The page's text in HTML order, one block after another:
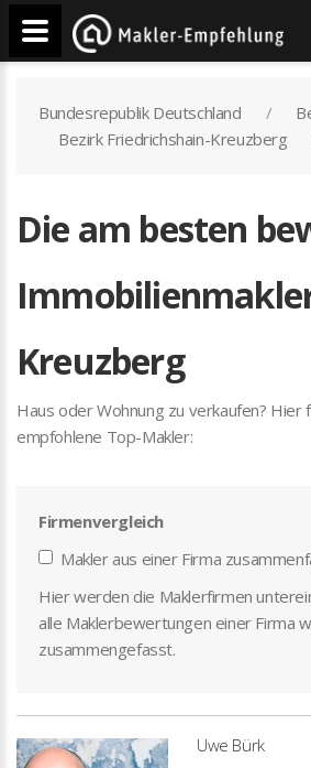
Bundesrepublik Deutschland
Bezirk Friedrichshain-Kreuzberg
Die am besten
Kreuzberg
Haus oder Wohnung zu verkaufen? Hier
empfohlene Top-Makler:
Firmenvergleich
Makler aus einer Firma
Hier werden die Maklerfirmen
alle Maklerbewertungen einer Firma
zusammengefasst.
Uwe Bürk